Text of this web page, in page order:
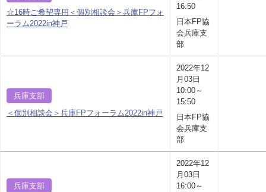
☆16時ご希望専用＜個別相談会＞兵庫FPフォ
ーラム2022in神戸
16:50
日本FP協
会兵庫支
部
兵庫支部
＜個別相談会＞兵庫FPフォーラム2022in神戸
2022年12
月03日
10:00～
15:50
日本FP協
会兵庫支
部
兵庫支部
2022年12
月03日
16:00～